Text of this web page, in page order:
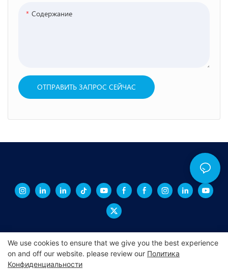
Содержание
ОТПРАВИТЬ ЗАПРОС СЕЙЧАС
We use cookies to ensure that we give you the best experience
on and off our website. please review our Политика
Конфиденциальности